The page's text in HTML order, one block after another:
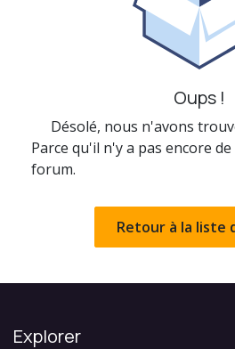
Oups !
Désolé, nous n'avons
Parce qu'il n'y a pas encore
forum.
Retour à la liste
Explorer